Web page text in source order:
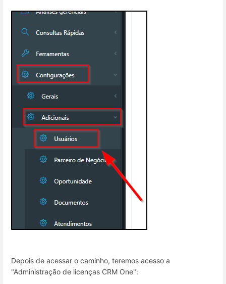
Depois de acessar o caminho, teremos acesso a
"Administração de licenças CRM One":